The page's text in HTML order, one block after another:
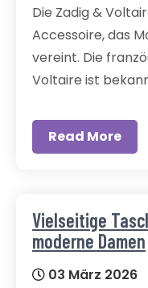
Die Zadig &
Accessoire, das
vereint. Die
Voltaire ist
Read More
Vielseitige
moderne Damen
03 März 2026